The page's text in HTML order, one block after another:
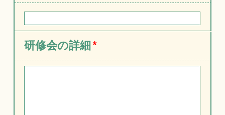
研修会の詳細*